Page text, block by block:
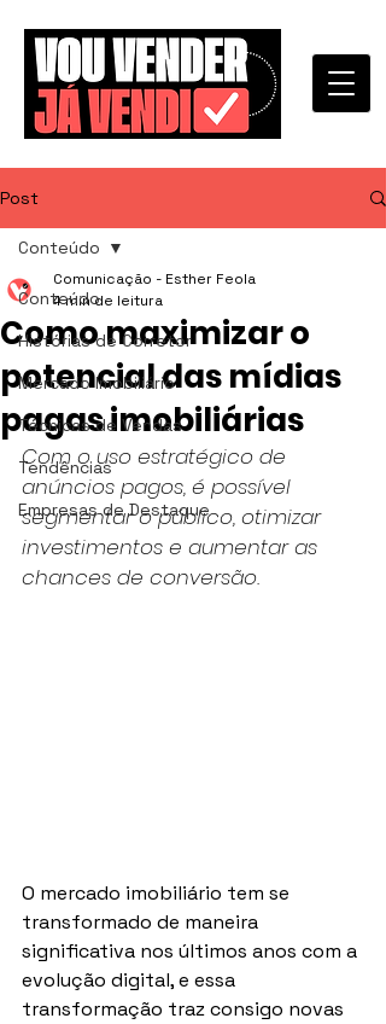
Post
Conteúdo
Histórias de Corretor
Mercado Imobiliário
Técnicas de Vendas
Tendências
Empresas de Destaque
Conteúdo
Como maximizar o
potencial das mídias
pagas imobiliárias
Comunicação - Esther Feola
4 min de leitura
Com o uso estratégico de
anúncios pagos, é possível
segmentar o público, otimizar
investimentos e aumentar as
chances de conversão.
O mercado imobiliário tem se
transformado de maneira
significativa nos últimos anos com a
evolução digital, e essa
transformação traz consigo novas